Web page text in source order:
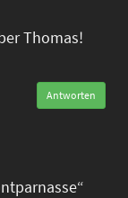
Thomas!
Antworten